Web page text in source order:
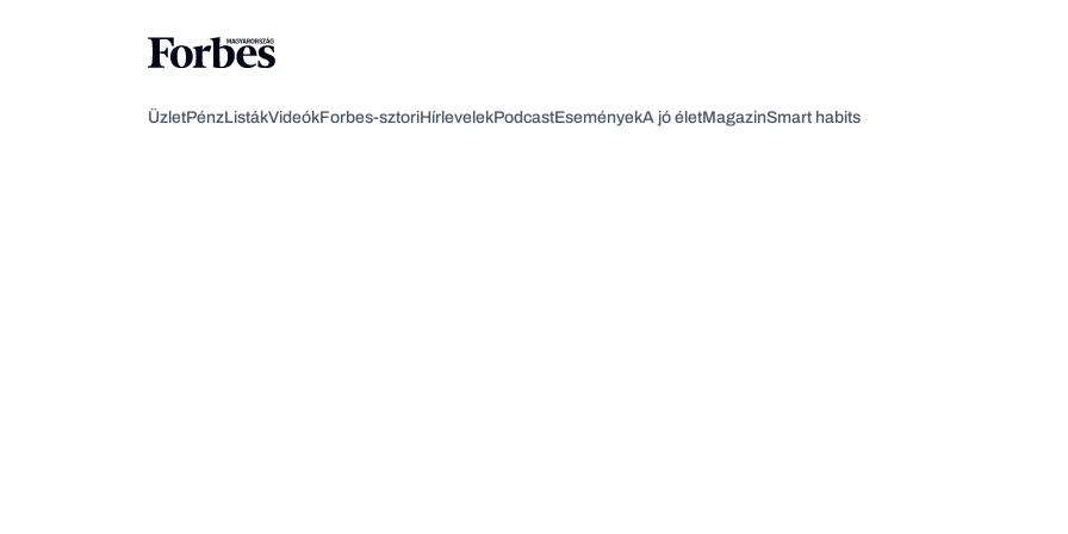
ÜzletPénzListákVideókForbes-sztoriHírlevelekPodcastEseményekA jó életMagazinSmart habits